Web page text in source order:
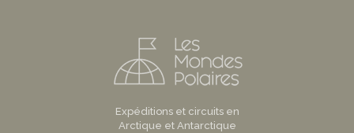
Expéditions et circuits en
Arctique et Antarctique